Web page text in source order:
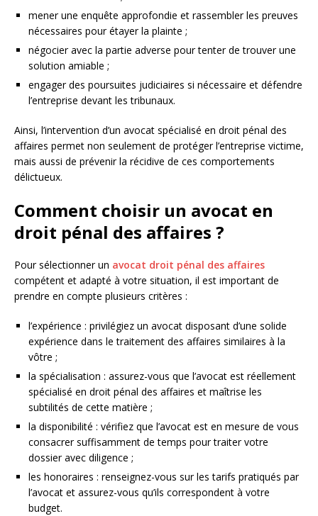
mener une enquête approfondie et rassembler les preuves
nécessaires pour étayer la plainte ;
négocier avec la partie adverse pour tenter de trouver une
solution amiable ;
engager des poursuites judiciaires si nécessaire et défendre
l’entreprise devant les tribunaux.
Ainsi, l’intervention d’un avocat spécialisé en droit pénal des
affaires permet non seulement de protéger l’entreprise victime,
mais aussi de prévenir la récidive de ces comportements
délictueux.
Comment choisir un avocat en
droit pénal des affaires ?
Pour sélectionner un avocat droit pénal des affaires
compétent et adapté à votre situation, il est important de
prendre en compte plusieurs critères :
l’expérience : privilégiez un avocat disposant d’une solide
expérience dans le traitement des affaires similaires à la
vôtre ;
la spécialisation : assurez-vous que l’avocat est réellement
spécialisé en droit pénal des affaires et maîtrise les
subtilités de cette matière ;
la disponibilité : vérifiez que l’avocat est en mesure de vous
consacrer suffisamment de temps pour traiter votre
dossier avec diligence ;
les honoraires : renseignez-vous sur les tarifs pratiqués par
l’avocat et assurez-vous qu’ils correspondent à votre
budget.